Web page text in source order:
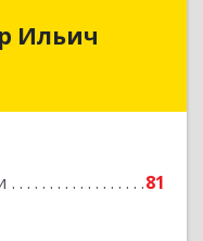
Ильич
81
обл, Кировград г,